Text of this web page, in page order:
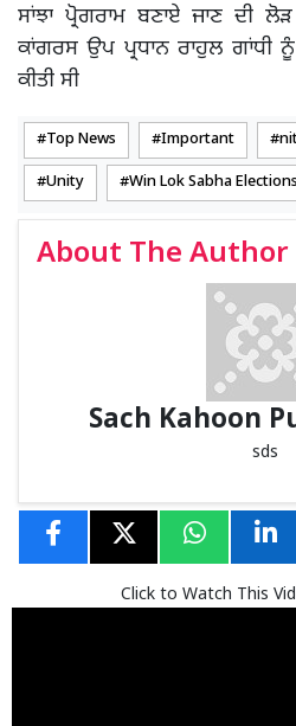
ਸਾਂਝਾ ਪ੍ਰੋਗਰਾਮ ਬਣਾਏ ਜਾਣ ਦੀ
ਕਾਂਗਰਸ ਉਪ ਪ੍ਰਧਾਨ ਰਾਹੁਲ
ਕੀਤੀ ਸੀ
Top News Important
Unity Win Lok Sabha Elections
About The Author
Sach Kahoon
sds
Click to Watch This